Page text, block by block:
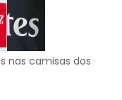
nas camisas dos